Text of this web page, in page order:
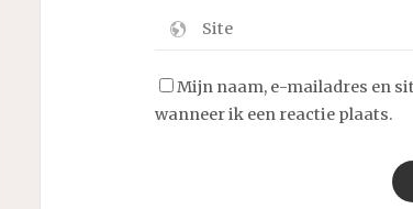
Mijn naam, e-mailadres en
wanneer ik een reactie plaats.